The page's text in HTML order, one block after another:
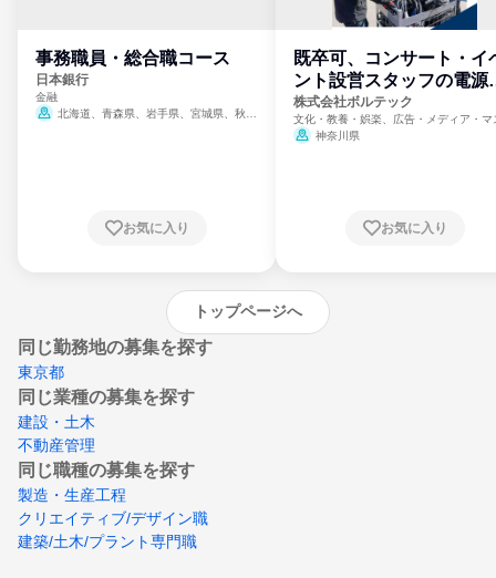
事務職員・総合職コース
日本銀行
金融
北海道、青森県、岩手県、宮城県、秋田
崎県、熊本県、大分県、宮崎県、鹿児島県、
お気に入り
既卒可、コンサート・イ
ント設営スタッフの電源
門
株式会社ボルテック
文化・教養・娯楽、広告・メディア・マ
ミ、電力・ガス・水道・エネルギー
神奈川県
お気に入り
トップページへ
同じ勤務地の募集を探す
東京都
同じ業種の募集を探す
建設・土木
不動産管理
同じ職種の募集を探す
製造・生産工程
クリエイティブ/デザイン職
建築/土木/プラント専門職